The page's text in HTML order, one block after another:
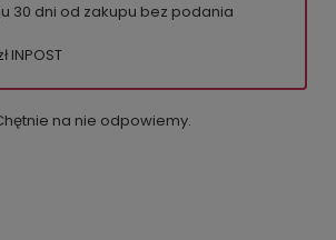
30 dni od zakupu bez podania
INPOST
na nie odpowiemy.